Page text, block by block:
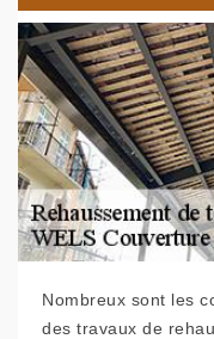
Nombreux sont les
des travaux de